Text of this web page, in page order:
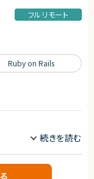
に関わることで様々な
業務から開発支援を
的なプロジェクトにた
せ続けるために技術
ド等の経験を持った仲
フルリモート
や新規サービス開発ま
Ruby on Rails